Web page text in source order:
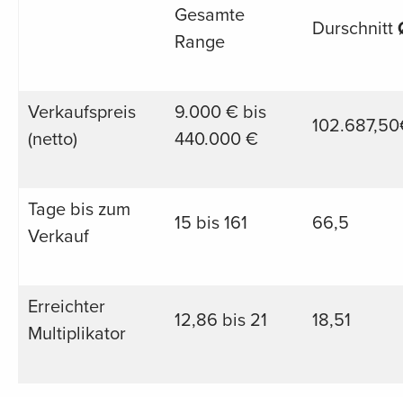
Gesamte
Range
Durschnitt
Verkaufspreis
(netto)
9.000 € bis
440.000 €
Tage bis zum
Verkauf
15 bis 161 66,5
Erreichter
Multiplikator
12,86 bis 21 18,51